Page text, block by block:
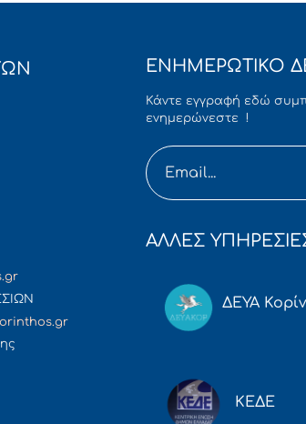
ΕΝΗΜΕΡΩΤΙΚΟ
Κάντε εγγραφή εδώ
ενημερώνεστε !
ΑΛΛΕΣ
ΔΕΥΑ
ΚΕΔΕ